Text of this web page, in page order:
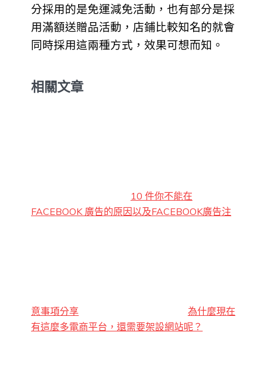
分採用的是免運減免活動，也有部分是採
用滿額送贈品活動，店鋪比較知名的就會
同時採用這兩種方式，效果可想而知。
相關文章
10 件你不能在
FACEBOOK 廣告的原因以及FACEBOOK廣告注
意事項分享
為什麼現在
有這麼多電商平台，還需要架設網站呢？